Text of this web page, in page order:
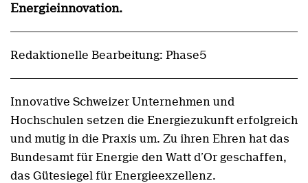
Energieinnovation.
Redaktionelle Bearbeitung: Phase5
Innovative Schweizer Unternehmen und
Hochschulen setzen die Energiezukunft erfolgreich
und mutig in die Praxis um. Zu ihren Ehren hat das
Bundesamt für Energie den Watt d’Or geschaffen,
das Gütesiegel für Energieexzellenz.